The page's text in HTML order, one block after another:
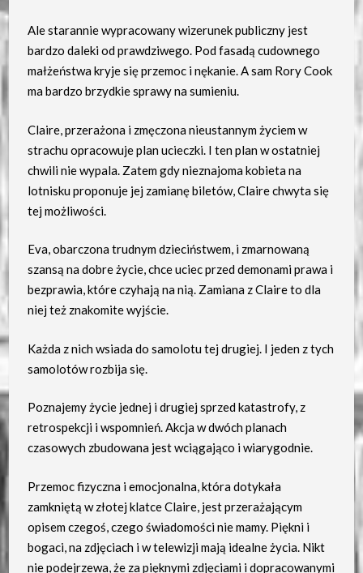
Ale starannie wypracowany wizerunek publiczny jest
bardzo daleki od prawdziwego. Pod fasadą cudownego
małżeństwa kryje się przemoc i nękanie. A sam Rory Cook
ma bardzo brzydkie sprawy na sumieniu.
Claire, przerażona i zmęczona nieustannym życiem w
strachu opracowuje plan ucieczki. I ten plan w ostatniej
chwili nie wypala. Zatem gdy nieznajoma kobieta na
lotnisku proponuje jej zamianę biletów, Claire chwyta się
tej możliwości.
Eva, obarczona trudnym dzieciństwem, i zmarnowaną
szansą na dobre życie, chce uciec przed demonami prawa i
bezprawia, które czyhają na nią. Zamiana z Claire to dla
niej też znakomite wyjście.
Każda z nich wsiada do samolotu tej drugiej. I jeden z tych
samolotów rozbija się.
Poznajemy życie jednej i drugiej sprzed katastrofy, z
retrospekcji i wspomnień. Akcja w dwóch planach
czasowych zbudowana jest wciągająco i wiarygodnie.
Przemoc fizyczna i emocjonalna, która dotykała
zamkniętą w złotej klatce Claire, jest przerażającym
opisem czegoś, czego świadomości nie mamy. Piękni i
bogaci, na zdjęciach i w telewizji mają idealne życia. Nikt
nie podejrzewa, że za pięknymi zdjęciami i dopracowanymi